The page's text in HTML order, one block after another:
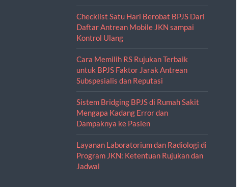
Checklist Satu Hari Berobat BPJS Dari
Daftar Antrean Mobile JKN sampai
Kontrol Ulang
Cara Memilih RS Rujukan Terbaik
untuk BPJS Faktor Jarak Antrean
Subspesialis dan Reputasi
Sistem Bridging BPJS di Rumah Sakit
Mengapa Kadang Error dan
Dampaknya ke Pasien
Layanan Laboratorium dan Radiologi di
Program JKN: Ketentuan Rujukan dan
Jadwal